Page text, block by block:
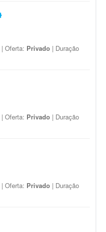
| Oferta: Privado | Duração
| Oferta: Privado | Duração
| Oferta: Privado | Duração